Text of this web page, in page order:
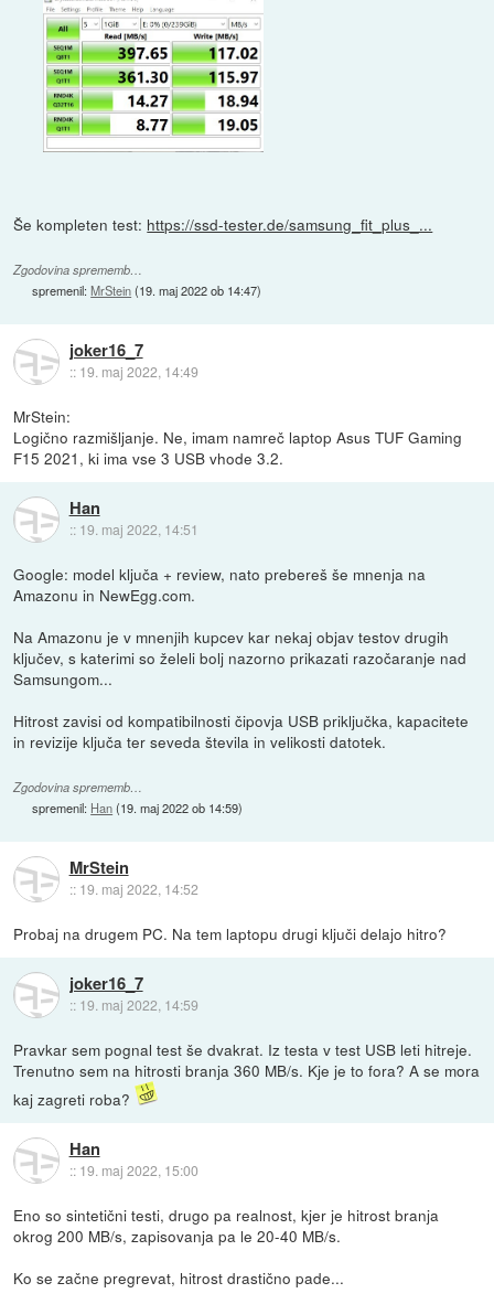
Še kompleten test: https://ssd-tester.de/samsung_fit_plus_...
Zgodovina sprememb…
spremenil:MrStein(19. maj 2022 ob 14:47)
joker16_7
:: 19. maj 2022, 14:49
MrStein:
Logično razmišljanje. Ne, imam namreč laptop Asus TUF Gaming
F15 2021, ki ima vse 3 USB vhode 3.2.
Han
:: 19. maj 2022, 14:51
Google: model ključa + review, nato prebereš še mnenja na
Amazonu in NewEgg.com.
Na Amazonu je v mnenjih kupcev kar nekaj objav testov drugih
ključev, s katerimi so želeli bolj nazorno prikazati razočaranje nad
Samsungom...
Hitrost zavisi od kompatibilnosti čipovja USB priključka, kapacitete
in revizije ključa ter seveda števila in velikosti datotek.
Zgodovina sprememb…
spremenil: Han(19. maj 2022 ob 14:59)
MrStein
:: 19. maj 2022, 14:52
Probaj na drugem PC. Na tem laptopu drugi ključi delajo hitro?
joker16_7
:: 19. maj 2022, 14:59
Pravkar sem pognal test še dvakrat. Iz testa v test USB leti hitreje.
Trenutno sem na hitrosti branja 360 MB/s. Kje je to fora? A se mora
kaj zagreti roba?
Han
:: 19. maj 2022, 15:00
Eno so sintetični testi, drugo pa realnost, kjer je hitrost branja
okrog 200 MB/s, zapisovanja pa le 20-40 MB/s.
Ko se začne pregrevat, hitrost drastično pade...